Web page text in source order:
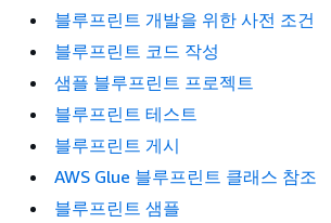
블루프린트 개발을 위한 사전 조건
블루프린트 코드 작성
샘플 블루프린트 프로젝트
블루프린트 테스트
블루프린트 게시
AWS Glue 블루프린트 클래스 참조
블루프린트 샘플